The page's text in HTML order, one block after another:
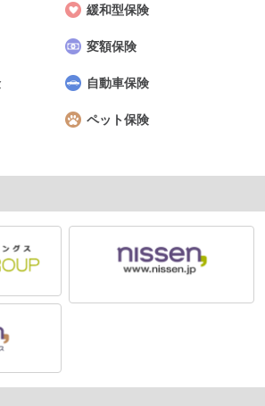
緩和型保険
変額保険
自動車保険
ペット保険